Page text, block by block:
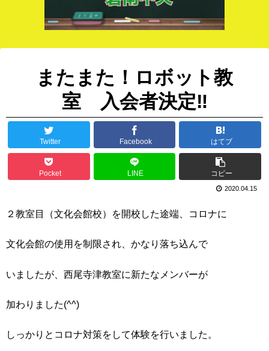
またまた！ロボット教
室 入会者決定‼
Twitter Facebook はてブ
Pocket LINE コピー
2020.04.15
２教室目（文化会館校）を開校した途端、コロナに
文化会館の使用を制限され、かなり落ち込んで
いましたが、西尾寺津教室に新たなメンバーが
加わりました(^^)
しっかりとコロナ対策をして体験を行いました。